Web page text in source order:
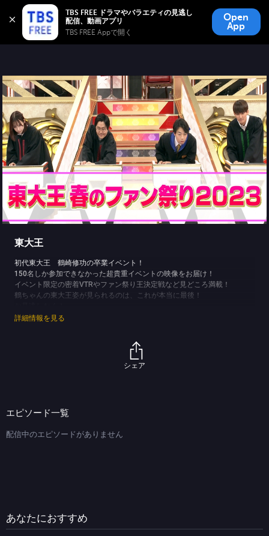
TBS FREE ドラマやバラエティの見逃し
TBS FREE Appで開く
Open
App
TBS FREE
無料見逃し配信
東大王
初代東大王 鶴崎修功の卒業イベント！
150名しか参加できなかった超貴重イベントの映像をお届け！
イベント限定の密着VTRやファン祭り王決定戦など見どころ満載！
鶴ちゃんの東大王姿が見られるのは、これが本当に最後！
(C)TBS
詳細情報を見る
シェア
エピソード一覧
配信中のエピソードがありません
あなたにおすすめ